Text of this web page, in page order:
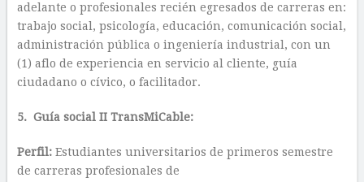
adelante o profesionales recién egresados de carreras en:
trabajo social, psicología, educación, comunicación social,
administración pública o ingeniería industrial, con un
(1) aflo de experiencia en servicio al cliente, guía
ciudadano o cívico, o facilitador.
5. Guía social II TransMiCable:
Perfil:Estudiantes universitarios de primeros semestre
de carreras profesionales de